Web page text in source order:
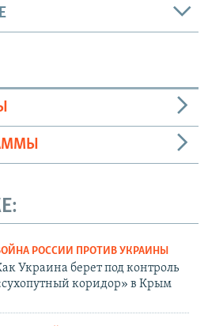
РОССИИ ПРОТИВ УКРАИНЫ
Украина берет под контроль
коридор» в Крым